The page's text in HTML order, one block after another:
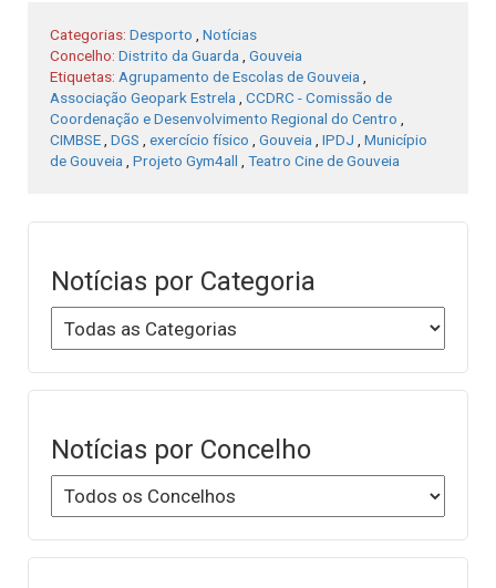
Categorias: Desporto
Notícias
Concelho: Distrito da Guarda
Gouveia
Etiquetas: Agrupamento de Escolas de Gouveia
Associação Geopark Estrela
CCDRC - Comissão de
Coordenação e Desenvolvimento Regional do Centro
CIMBSE DGS exercício físico Gouveia IPDJ
Município
de Gouveia
Projeto Gym4all Teatro Cine de Gouveia
Notícias por Categoria
Notícias por Concelho